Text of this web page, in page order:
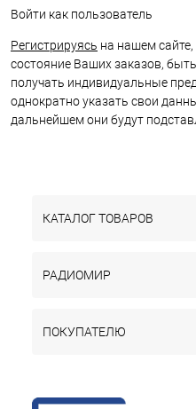
Войти как пользователь
Регистрируясь на нашем
состояние Ваших заказов,
получать индивидуальные
однократно указать свои
дальнейшем они будут
КАТАЛОГ ТОВАРОВ
РАДИОМИР
ПОКУПАТЕЛЮ